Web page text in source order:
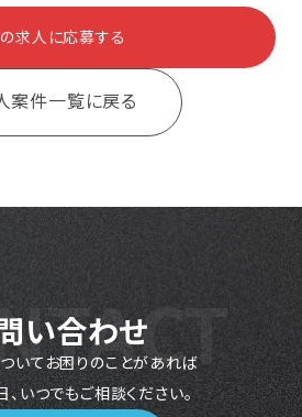
求人に応募する
案件一覧に戻る
い合わせ
いてお困りのことがあれば
いつでもご相談ください。